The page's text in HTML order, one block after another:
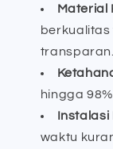
Material
transparan.
hingga
Instalasi
waktu